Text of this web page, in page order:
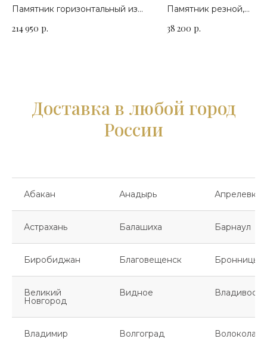
Памятник горизонтальный из
цветок Урала
214 950 р.
П-174
Памятник резной,
на выбор
38 200 р.
Доставка в любой город
России
Абакан Анадырь Апрелевка
Астрахань Балашиха Барнаул
Биробиджан Благовещенск Бронницы
Великий
Новгород
Видное
Владимир Волгоград